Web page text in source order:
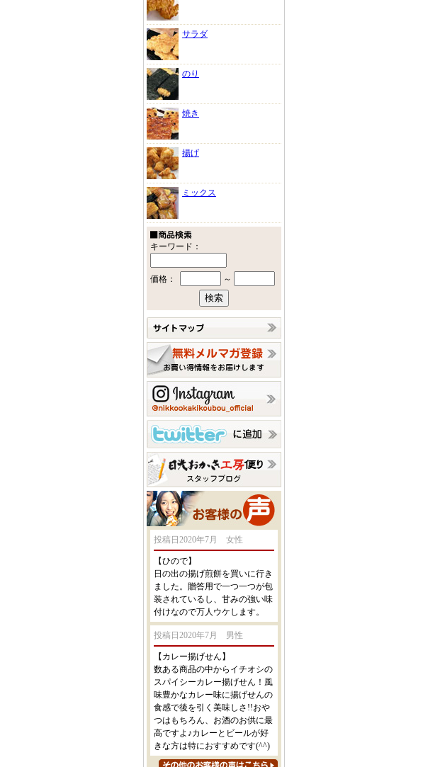
サラダ
のり
焼き
揚げ
ミックス
キーワード：
価格： ～
投稿日2020年7月 女性
【ひので】
日の出の揚げ煎餅を買いに行き
ました。贈答用で一つ一つが包
装されているし、甘みの強い味
付けなので万人ウケします。
投稿日2020年7月 男性
【カレー揚げせん】
数ある商品の中からイチオシの
スパイシーカレー揚げせん！風
味豊かなカレー味に揚げせんの
食感で後を引く美味しさ!!おや
つはもちろん、お酒のお供に最
高ですよ♪カレーとビールが好
きな方は特におすすめです(^^)